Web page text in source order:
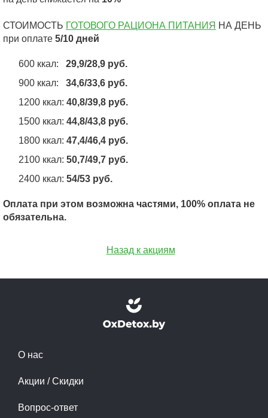
СТОИМОСТЬ ГОТОВОГО РАЦИОНА ПИТАНИЯ НА ДЕНЬ
при оплате 5/10 дней
600 ккал: 29,9/28,9 руб.
900 ккал: 34,6/33,6 руб.
1200 ккал: 40,8/39,8 руб.
1500 ккал: 44,8/43,8 руб.
1800 ккал: 47,4/46,4 руб.
2100 ккал: 50,7/49,7 руб.
2400 ккал: 54/53 руб.
Оплата при этом возможна частями, 100% оплата не
обязательна.
Назад к акциям
О нас
Акции / Скидки
Вопрос-ответ